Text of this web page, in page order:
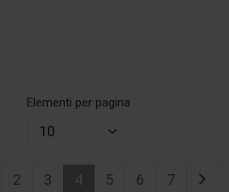
Elementi per pagina
2 3 4 5 6 7